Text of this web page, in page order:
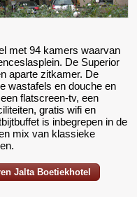
met 94 kamers waarvan
De Superior
aparte zitkamer. De
wastafels en douche en
flatscreen-tv, een
gratis wifi en
is inbegrepen in de
mix van klassieke
Jalta Boetiekhotel